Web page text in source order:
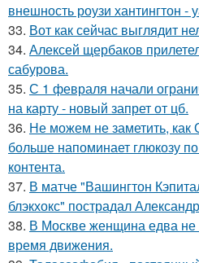
внешность роузи хантингтон -
33. Вот как сейчас выглядит
34. Алексей щербаков
сабурова.
35. С 1 февраля начали
на карту - новый запрет от цб.
36. Не можем не заметить,
больше напоминает глюкозу
контента.
37. В матче "Вашингтон
блэкхокс" пострадал
38. В Москве женщина едва не
время движения.